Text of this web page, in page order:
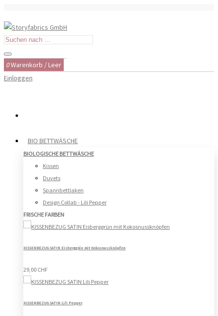
0Warenkorb /Leer
Einloggen
BIO BETTWÄSCHE
BIOLOGISCHE BETTWÄSCHE
Kissen
Duvets
Spannbettlaken
Design Collab - Lili Pepper
FRISCHE FARBEN
KISSENBEZUG SATIN Eisberggrün mit Kokosnussknöpfen
29,00 CHF
KISSENBEZUG SATIN Lili Pepper